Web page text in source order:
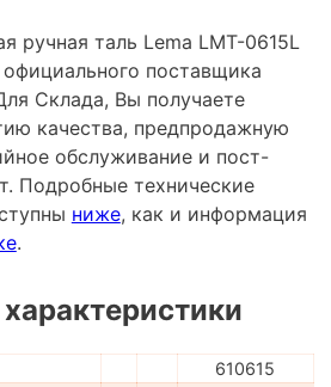
ручная таль Lema LMT-0615L
поставщика
Склада, Вы получаете
качества, предпродажную
обслуживание и пост-
Подробные технические
ниже, как и информация
.
610615